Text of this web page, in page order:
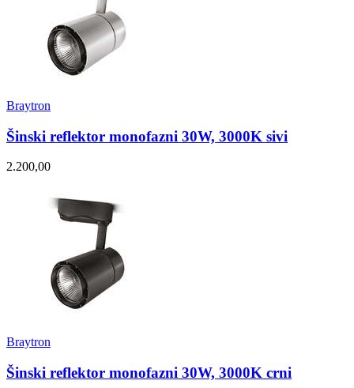
Braytron
Šinski reflektor monofazni 30W, 3000K sivi
2.200,00
Braytron
Šinski reflektor monofazni 30W, 3000K crni